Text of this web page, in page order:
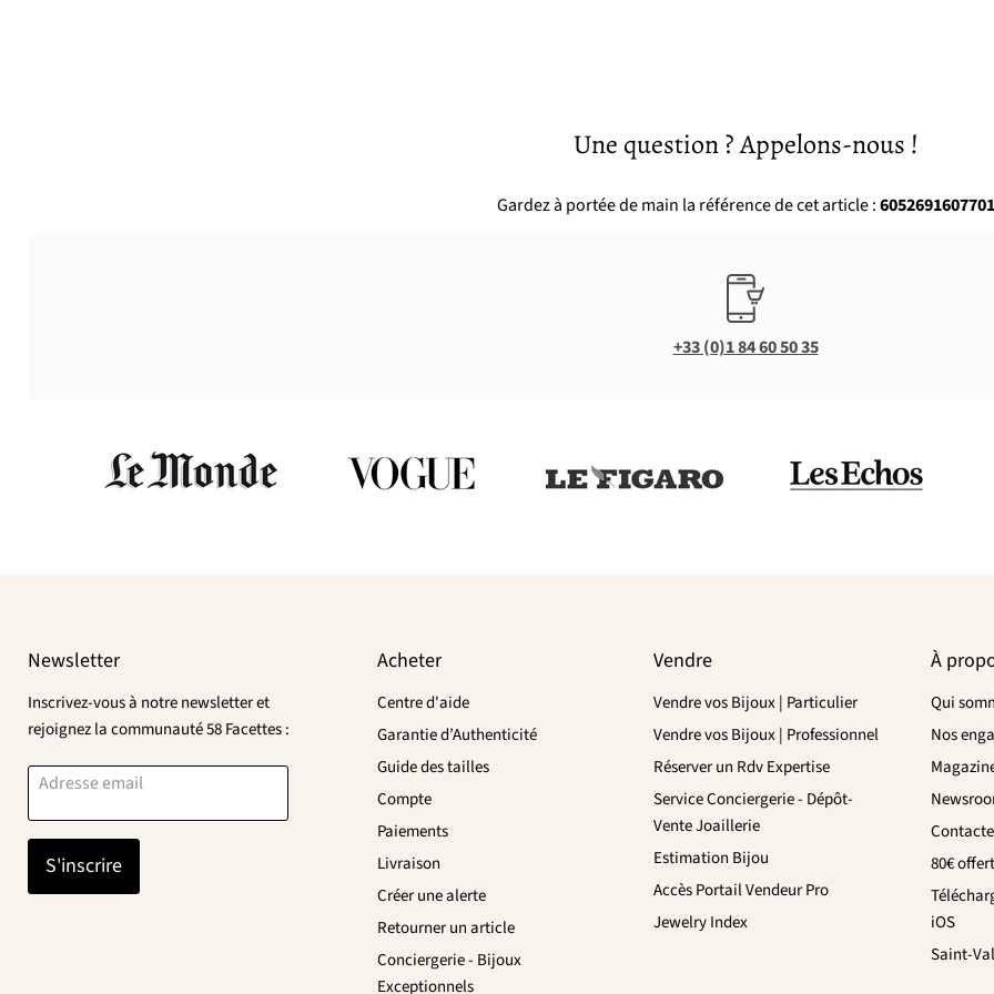
Une question ? Appelons-nous !
Gardez à portée de main la référence de cet article :6052691607701
+33 (0)1 84 60 50 35
Newsletter
Inscrivez-vous à notre newsletter et
rejoignez la communauté 58 Facettes :
Adresse email
S'inscrire
Acheter
Centre d'aide
Garantie d’Authenticité
Guide des tailles
Compte
Paiements
Livraison
Créer une alerte
Retourner un article
Conciergerie - Bijoux
Exceptionnels
Vendre
Vendre vos Bijoux | Particulier
Vendre vos Bijoux | Professionnel
Réserver un Rdv Expertise
Service Conciergerie - Dépôt-
Vente Joaillerie
Estimation Bijou
Accès Portail Vendeur Pro
Jewelry Index
À
Qui
Nos
80€
iOS
Saint-